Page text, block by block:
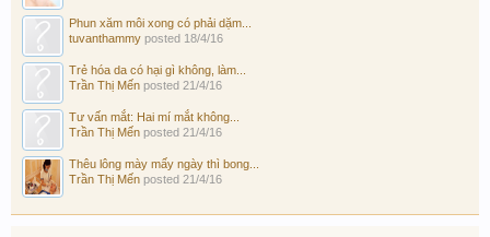
Phun xăm môi xong có phải dặm...
tuvanthammy posted 18/4/16
Trẻ hóa da có hại gì không, làm...
Trần Thị Mến posted 21/4/16
Tư vấn mắt: Hai mí mắt không...
Trần Thị Mến posted 21/4/16
Thêu lông mày mấy ngày thì bong...
Trần Thị Mến posted 21/4/16